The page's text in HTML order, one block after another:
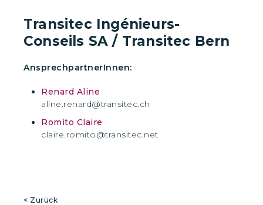
Transitec Ingénieurs-
Conseils SA / Transitec Bern
AnsprechpartnerInnen:
Renard Aline
aline.renard@transitec.ch
Romito Claire
claire.romito@transitec.net
< Zurück